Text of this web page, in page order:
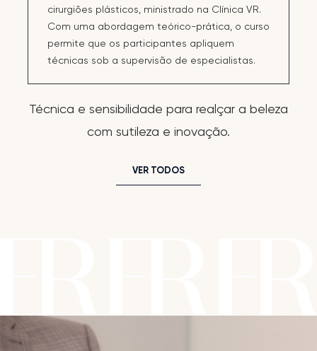
cirurgiões plásticos, ministrado na Clínica VR.
Com uma abordagem teórico-prática, o curso
permite que os participantes apliquem
técnicas sob a supervisão de especialistas.
Técnica e sensibilidade para realçar a beleza
com sutileza e inovação.
VER TODOS